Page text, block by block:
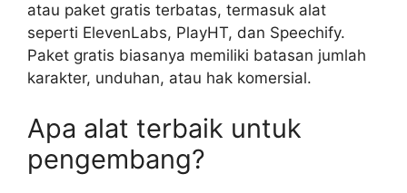
atau paket gratis terbatas, termasuk alat
seperti ElevenLabs, PlayHT, dan Speechify.
Paket gratis biasanya memiliki batasan jumlah
karakter, unduhan, atau hak komersial.
Apa alat terbaik untuk
pengembang?